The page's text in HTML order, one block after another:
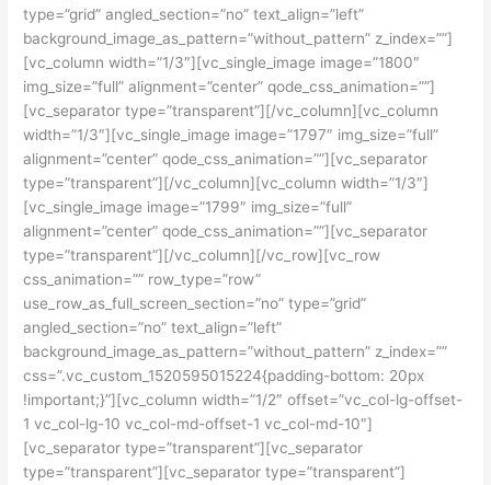
type=”grid” angled_section=”no” text_align=”left”
background_image_as_pattern=”without_pattern” z_index=””]
[vc_column width=”1/3″][vc_single_image image=”1800″
img_size=”full” alignment=”center” qode_css_animation=””]
[vc_separator type=”transparent”][/vc_column][vc_column
width=”1/3″][vc_single_image image=”1797″ img_size=”full”
alignment=”center” qode_css_animation=””][vc_separator
type=”transparent”][/vc_column][vc_column width=”1/3″]
[vc_single_image image=”1799″ img_size=”full”
alignment=”center” qode_css_animation=””][vc_separator
type=”transparent”][/vc_column][/vc_row][vc_row
css_animation=”” row_type=”row”
use_row_as_full_screen_section=”no” type=”grid”
angled_section=”no” text_align=”left”
background_image_as_pattern=”without_pattern” z_index=””
css=”.vc_custom_1520595015224{padding-bottom: 20px
!important;}”][vc_column width=”1/2″ offset=”vc_col-lg-offset-
1 vc_col-lg-10 vc_col-md-offset-1 vc_col-md-10″]
[vc_separator type=”transparent”][vc_separator
type=”transparent”][vc_separator type=”transparent”]